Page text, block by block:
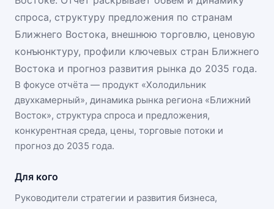
спроса, структуру предложения по странам
Ближнего Востока, внешнюю торговлю, ценовую
конъюнктуру, профили ключевых стран Ближнего
Востока и прогноз развития рынка до 2035 года.
В фокусе отчёта — продукт «Холодильник
двухкамерный», динамика рынка региона «Ближний
Восток», структура спроса и предложения,
конкурентная среда, цены, торговые потоки и
прогноз до 2035 года.
Для кого
Руководители стратегии и развития бизнеса,